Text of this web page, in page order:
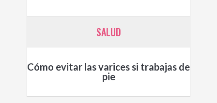
SALUD
Cómo evitar las varices si trabajas de
pie